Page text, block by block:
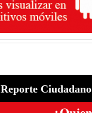
Reporte Ciudadano